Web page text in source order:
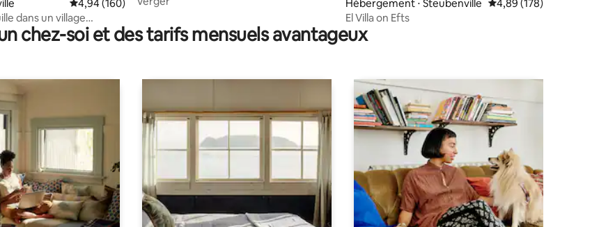
Évaluation moyenne sur la base de 160 commentaires : 4,94 sur 5
4,94 (160)
dans un village
Franciscan
Hébergement ⋅ Steubenville Évaluation moyenne
4,89 (178)
El Villa on Efts
chez-soi et des tarifs mensuels avantageux